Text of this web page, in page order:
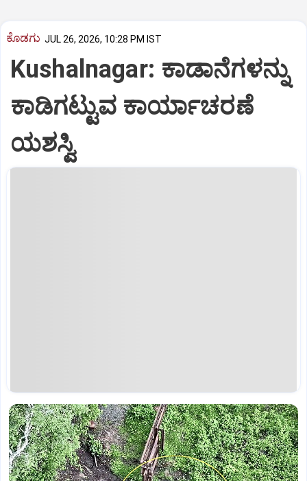
ಕೊಡಗು JUL 26, 2026, 10:28 PM IST
Kushalnagar: ಕಾಡಾನೆಗಳನ್ನು
ಕಾಡಿಗಟ್ಟುವ ಕಾರ್ಯಾಚರಣೆ
ಯಶಸ್ವಿ